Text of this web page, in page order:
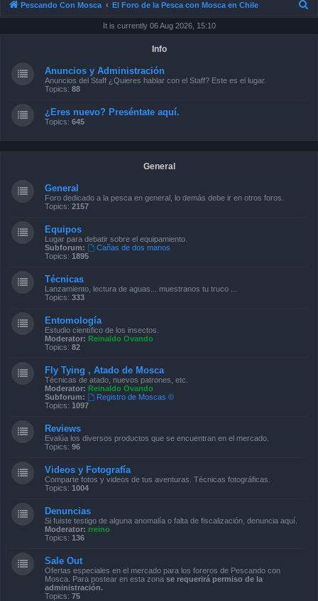
Pescando Con Mosca El Foro de la Pesca con Mosca en Chile
It is currently 06 Aug 2026, 15:10
Info
Anuncios y Administración
Anuncios del Staff ¿Quieres hablar con el Staff? Este es el lugar.
Topics: 88
¿Eres nuevo? Preséntate aquí.
Topics: 645
General
General
Foro dedicado a la pesca en general, lo demás debe ir en otros foros.
Topics: 2157
Equipos
Lugar para debatir sobre el equipamiento.
Subforum:
Cañas de dos manos
Topics: 1895
Técnicas
Lanzamiento, lectura de aguas... muestranos tu truco ...
Topics: 333
Entomología
Estudio científico de los insectos.
Moderator: Reinaldo Ovando
Topics: 82
Fly Tying , Atado de Mosca
Técnicas de atado, nuevos patrones, etc.
Moderator: Reinaldo Ovando
Subforum:
Registro de Moscas ©
Topics: 1097
Reviews
Evalúa los diversos productos que se encuentran en el mercado.
Topics: 96
Videos y Fotografía
Comparte fotos y videos de tus aventuras. Técnicas fotográficas.
Topics: 1004
Denuncias
Si fuiste testigo de alguna anomalía o falta de fiscalización, denuncia aquí.
Moderator: rreino
Topics: 136
Sale Out
Ofertas especiales en el mercado para los foreros de Pescando con
Mosca. Para postear en esta zona se requerirá permiso de la
administración.
Topics: 75